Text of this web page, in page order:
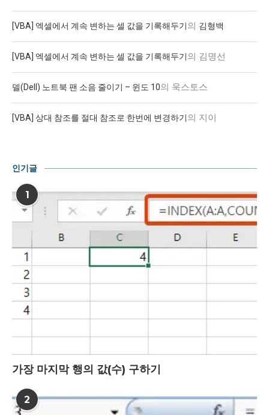
[VBA] 엑셀에서 계속 변하는 셀 값을 기록해두기의 김형백
[VBA] 엑셀에서 계속 변하는 셀 값을 기록해두기의 김명선
델(Dell) 노트북 팬 소음 줄이기 – 윈도 10의 욱스토스
[VBA] 상대 참조를 절대 참조로 한번에 변경하기의 지이
인기글
1
가장 마지막 행의 값(수) 구하기
2